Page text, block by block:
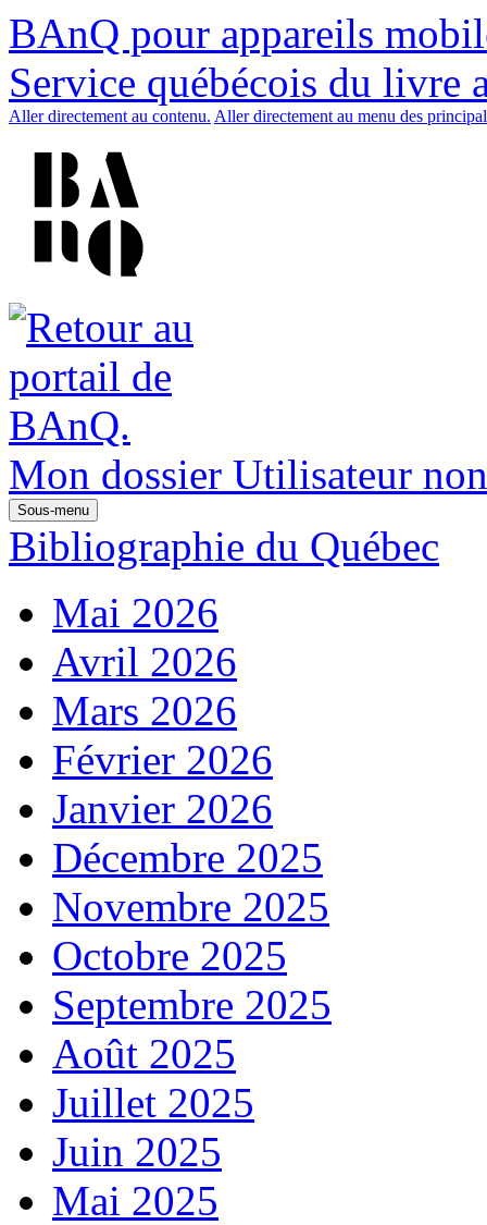
BAnQ pour appareils
Service québécois du livre
Aller directement au contenu. Aller directement au menu des
Mon dossier Utilisateur
Sous-menu
Bibliographie du Québec
Mai 2026
Avril 2026
Mars 2026
Février 2026
Janvier 2026
Décembre 2025
Novembre 2025
Octobre 2025
Septembre 2025
Août 2025
Juillet 2025
Juin 2025
Mai 2025